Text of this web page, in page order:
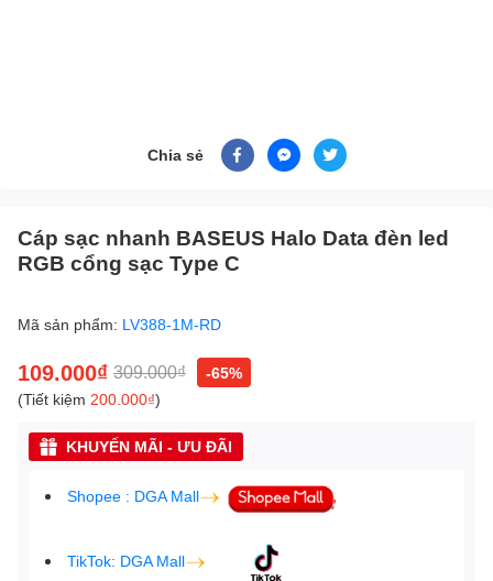
Chia sẻ
Cáp sạc nhanh BASEUS Halo Data đèn led
RGB cổng sạc Type C
Mã sản phẩm: LV388-1M-RD
109.000₫ 309.000₫
-65%
(Tiết kiệm 200.000₫)
KHUYẾN MÃI - ƯU ĐÃI
Shopee : DGA Mall
TikTok: DGA Mall